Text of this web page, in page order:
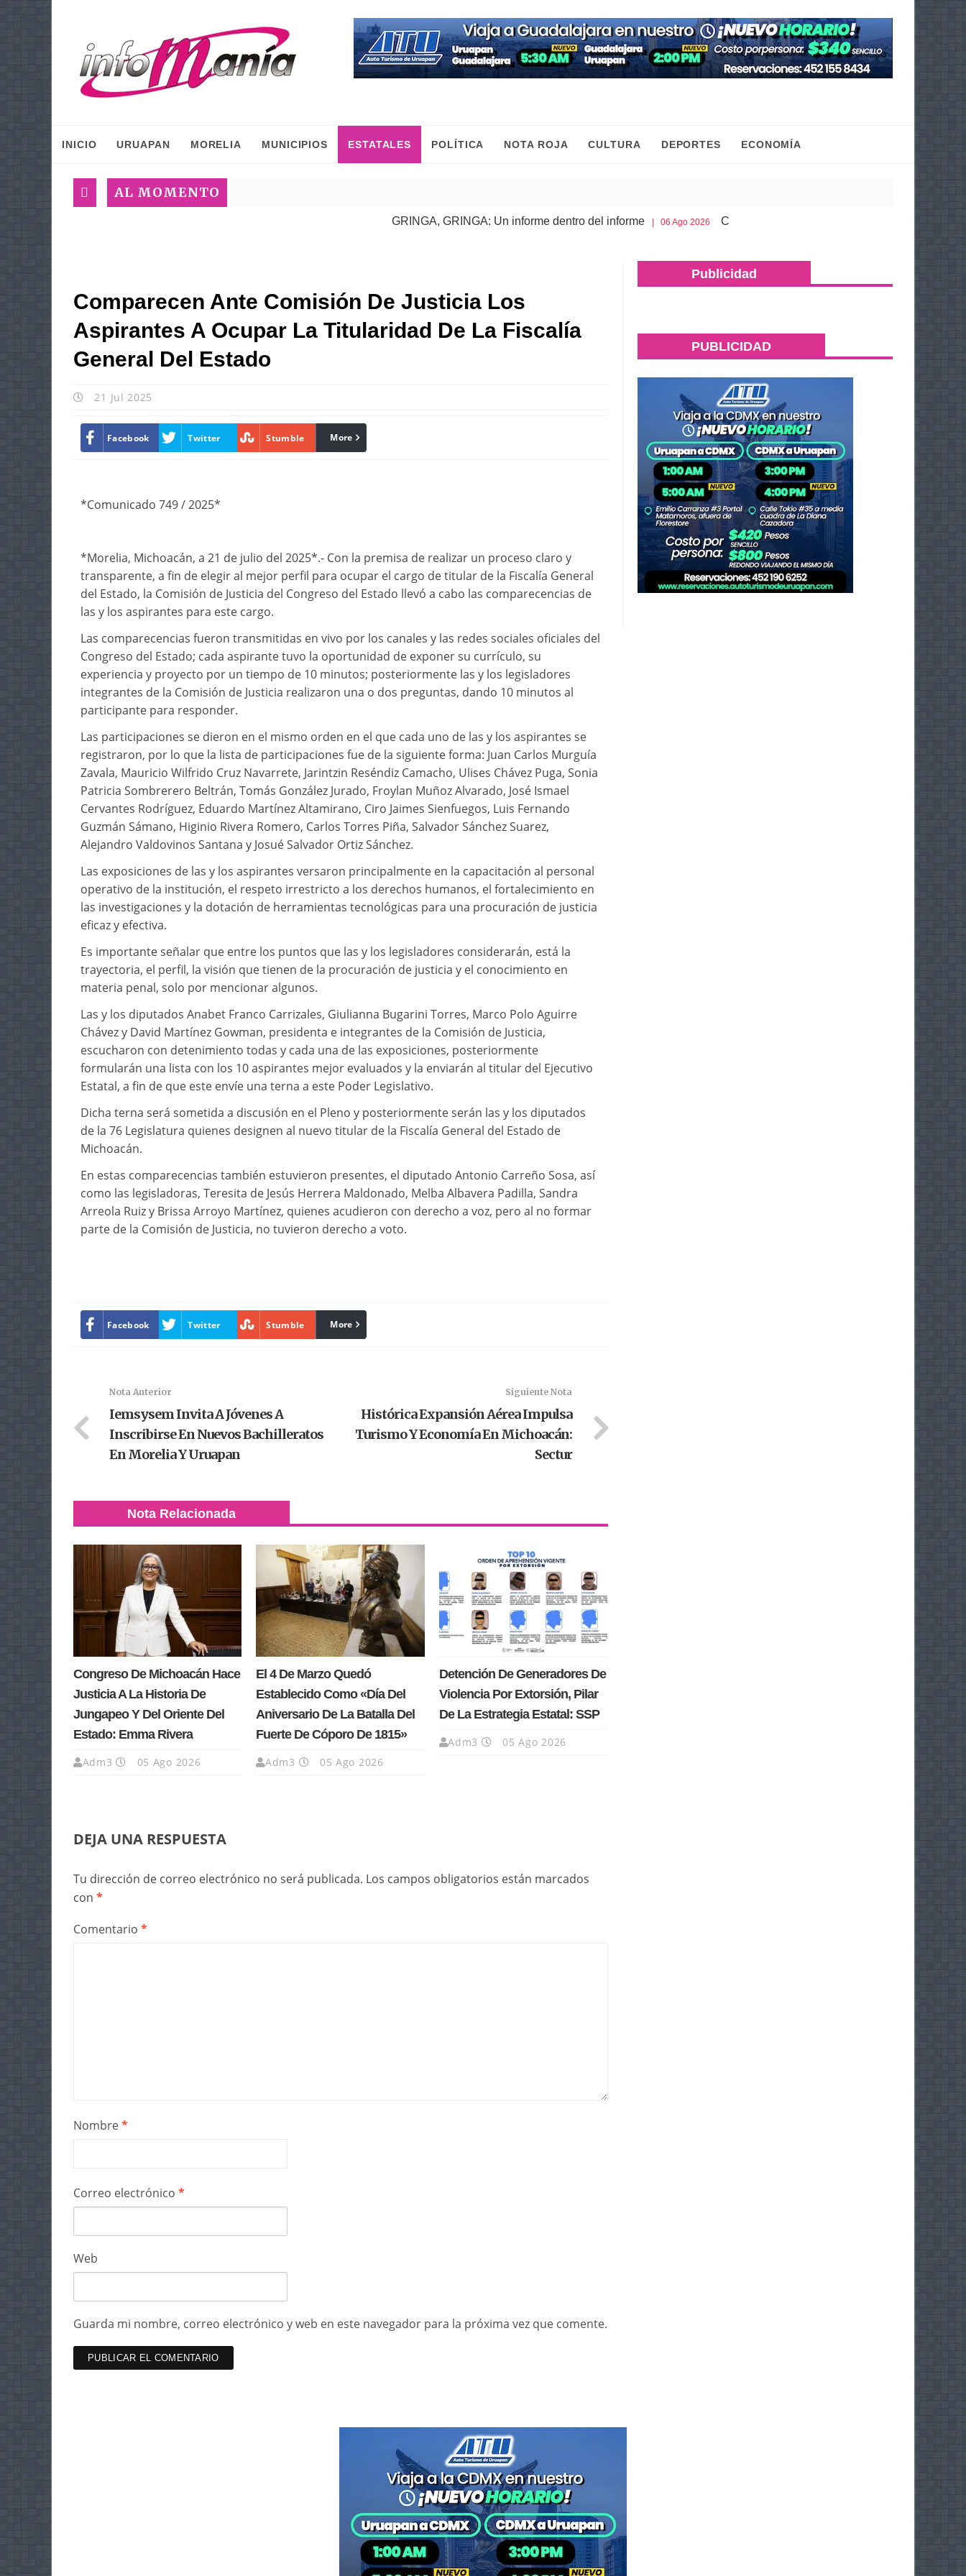
INICIO URUAPAN MORELIA MUNICIPIOS ESTATALES POLÍTICA NOTA ROJA CULTURA DEPORTES ECONOMÍA
AL MOMENTO
GRINGA, GRINGA: Un informe dentro del informe| 06 Ago 2026 Cobaem ofrece bachillerato sabatino para mayores de
Comparecen Ante Comisión De Justicia Los
Aspirantes A Ocupar La Titularidad De La Fiscalía
General Del Estado
21 Jul 2025
Facebook Twitter Stumble linkedin
More
*Comunicado 749 / 2025*
*Morelia, Michoacán, a 21 de julio del 2025*.- Con la premisa de realizar un proceso claro y
transparente, a fin de elegir al mejor perfil para ocupar el cargo de titular de la Fiscalía General
del Estado, la Comisión de Justicia del Congreso del Estado llevó a cabo las comparecencias de
las y los aspirantes para este cargo.
Las comparecencias fueron transmitidas en vivo por los canales y las redes sociales oficiales del
Congreso del Estado; cada aspirante tuvo la oportunidad de exponer su currículo, su
experiencia y proyecto por un tiempo de 10 minutos; posteriormente las y los legisladores
integrantes de la Comisión de Justicia realizaron una o dos preguntas, dando 10 minutos al
participante para responder.
Las participaciones se dieron en el mismo orden en el que cada uno de las y los aspirantes se
registraron, por lo que la lista de participaciones fue de la siguiente forma: Juan Carlos Murguía
Zavala, Mauricio Wilfrido Cruz Navarrete, Jarintzin Reséndiz Camacho, Ulises Chávez Puga, Sonia
Patricia Sombrerero Beltrán, Tomás González Jurado, Froylan Muñoz Alvarado, José Ismael
Cervantes Rodríguez, Eduardo Martínez Altamirano, Ciro Jaimes Sienfuegos, Luis Fernando
Guzmán Sámano, Higinio Rivera Romero, Carlos Torres Piña, Salvador Sánchez Suarez,
Alejandro Valdovinos Santana y Josué Salvador Ortiz Sánchez.
Las exposiciones de las y los aspirantes versaron principalmente en la capacitación al personal
operativo de la institución, el respeto irrestricto a los derechos humanos, el fortalecimiento en
las investigaciones y la dotación de herramientas tecnológicas para una procuración de justicia
eficaz y efectiva.
Es importante señalar que entre los puntos que las y los legisladores considerarán, está la
trayectoria, el perfil, la visión que tienen de la procuración de justicia y el conocimiento en
materia penal, solo por mencionar algunos.
Las y los diputados Anabet Franco Carrizales, Giulianna Bugarini Torres, Marco Polo Aguirre
Chávez y David Martínez Gowman, presidenta e integrantes de la Comisión de Justicia,
escucharon con detenimiento todas y cada una de las exposiciones, posteriormente
formularán una lista con los 10 aspirantes mejor evaluados y la enviarán al titular del Ejecutivo
Estatal, a fin de que este envíe una terna a este Poder Legislativo.
Dicha terna será sometida a discusión en el Pleno y posteriormente serán las y los diputados
de la 76 Legislatura quienes designen al nuevo titular de la Fiscalía General del Estado de
Michoacán.
En estas comparecencias también estuvieron presentes, el diputado Antonio Carreño Sosa, así
como las legisladoras, Teresita de Jesús Herrera Maldonado, Melba Albavera Padilla, Sandra
Arreola Ruiz y Brissa Arroyo Martínez, quienes acudieron con derecho a voz, pero al no formar
parte de la Comisión de Justicia, no tuvieron derecho a voto.
Facebook Twitter Stumble linkedin
More
Nota Anterior
Iemsysem Invita A Jóvenes A
Inscribirse En Nuevos Bachilleratos
En Morelia Y Uruapan
Siguiente Nota
Histórica Expansión Aérea Impulsa
Turismo Y Economía En Michoacán:
Sectur
Nota Relacionada
Congreso De Michoacán Hace
Justicia A La Historia De
Jungapeo Y Del Oriente Del
Estado: Emma Rivera
Adm3 05 Ago 2026
El 4 De Marzo Quedó
Establecido Como «Día Del
Aniversario De La Batalla Del
Fuerte De Cóporo De 1815»
Adm3 05 Ago 2026
Detención De Generadores De
Violencia Por Extorsión, Pilar
De La Estrategia Estatal: SSP
Adm3 05 Ago 2026
DEJA UNA RESPUESTA
Tu dirección de correo electrónico no será publicada. Los campos obligatorios están marcados
con *
Comentario *
Nombre*
Correo electrónico *
Web
Guarda mi nombre, correo electrónico y web en este navegador para la próxima vez que comente.
Publicidad
PUBLICIDAD